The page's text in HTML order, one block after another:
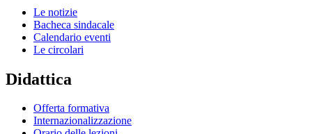
Le notizie
Bacheca sindacale
Calendario eventi
Le circolari
Didattica
Offerta formativa
Internazionalizzazione